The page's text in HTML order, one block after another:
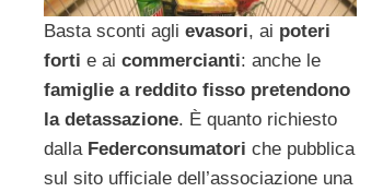
Basta sconti agli evasori, ai poteri
forti e ai commercianti: anche le
famiglie a reddito fisso pretendono
la detassazione. È quanto richiesto
dalla Federconsumatori che pubblica
sul sito ufficiale dell’associazione una